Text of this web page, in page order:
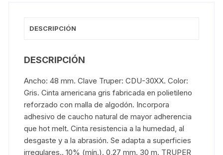
DESCRIPCIÓN
DESCRIPCIÓN
Ancho: 48 mm. Clave Truper: CDU-30XX. Color:
Gris. Cinta americana gris fabricada en polietileno
reforzado con malla de algodón. Incorpora
adhesivo de caucho natural de mayor adherencia
que hot melt. Cinta resistencia a la humedad, al
desgaste y a la abrasión. Se adapta a superficies
irregulares.. 10% (mín.). 0,27 mm. 30 m. TRUPER